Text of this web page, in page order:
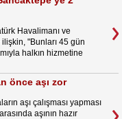
Havalimanı ve
"Bunları 45 gün
halkın hizmetine
önce aşı zor
aşı çalışması yapması
aşının hazır